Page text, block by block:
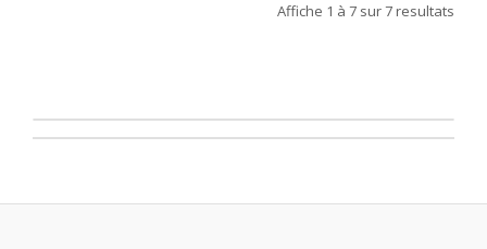
Affiche 1 à 7 sur7 resultats